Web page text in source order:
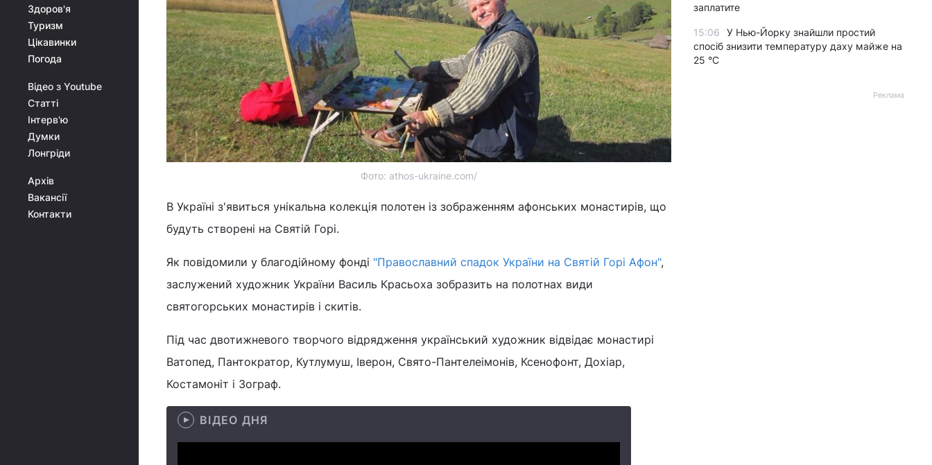
Здоров'я
Туризм
Цікавинки
Погода
Відео з Youtube
Статті
Інтерв'ю
Думки
Лонгріди
Архів
Вакансії
Контакти
Фото: athos-ukraine.com/
В Україні з'явиться унікальна колекція полотен із зображенням афонських монастирів, що
будуть створені на Святій Горі.
Як повідомили у благодійному фонді "Православний спадок України на Святій Горі Афон",
заслужений художник України Василь Красьоха зобразить на полотнах види
святогорських монастирів і скитів.
Під час двотижневого творчого відрядження український художник відвідає монастирі
Ватопед, Пантократор, Кутлумуш, Іверон, Свято-Пантелеімонів, Ксенофонт, Дохіар,
Костамоніт і Зограф.
ВІДЕО ДНЯ
заплатите
15:06
У Нью-Йорку знайшли простий
спосіб знизити температуру даху майже на
25 °C
Реклама